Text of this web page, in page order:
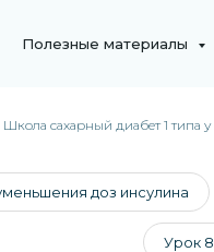
Полезные материалы
Школа сахарный диабет 1 типа у
доз инсулина
Урок